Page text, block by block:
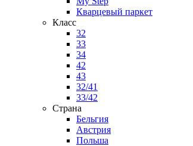
Кварцевый паркет
Класс
32
33
34
42
43
32/41
33/42
Страна
Бельгия
Австрия
Польша